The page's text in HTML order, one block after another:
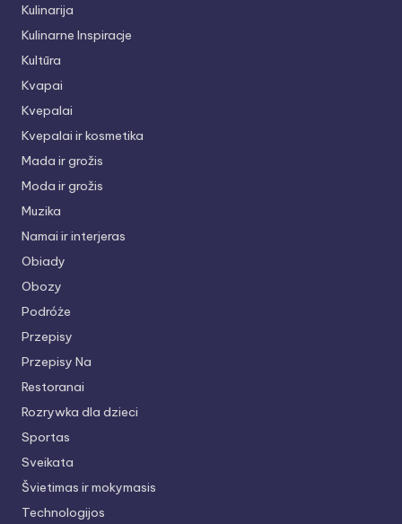
Kulinarija
Kulinarne Inspiracje
Kultūra
Kvapai
Kvepalai
Kvepalai ir kosmetika
Mada ir grožis
Moda ir grožis
Muzika
Namai ir interjeras
Obiady
Obozy
Podróże
Przepisy
Przepisy Na
Restoranai
Rozrywka dla dzieci
Sportas
Sveikata
Švietimas ir mokymasis
Technologijos